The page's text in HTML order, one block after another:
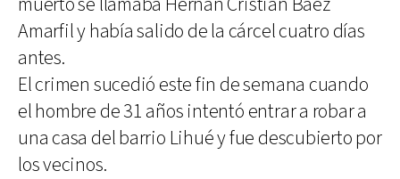
Amarfil y había salido de la cárcel cuatro días
antes.
El crimen sucedió este fin de semana cuando
el hombre de 31 años intentó entrar a robar a
una casa del barrio Lihué y fue descubierto por
los vecinos.